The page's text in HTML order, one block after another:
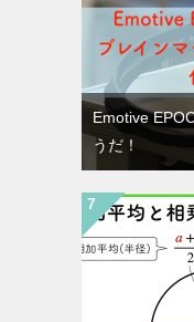
Emotive
うだ！